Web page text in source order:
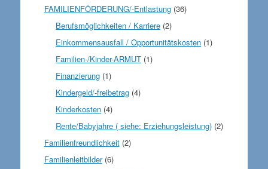
FAMILIENFÖRDERUNG/-Entlastung(36)
Berufsmöglichkeiten / Karriere (2)
Einkommensausfall / Opportunitätskosten (1)
Familien-/Kinder-ARMUT (1)
Finanzierung (1)
Kindergeld/-freibetrag (4)
Kinderkosten (4)
Rente/Babyjahre ( siehe: Erziehungsleistung) (2)
Familienfreundlichkeit(2)
Familienleitbilder(6)